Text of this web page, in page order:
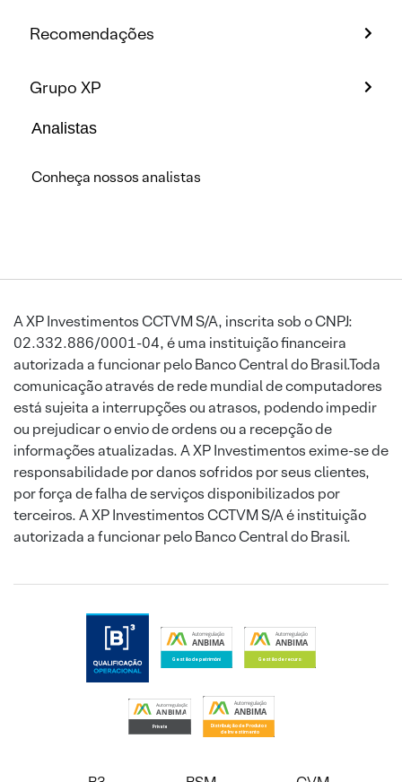
Recomendações
Grupo XP
Analistas
Conheça nossos analistas
A XP Investimentos CCTVM S/A, inscrita sob o CNPJ:
02.332.886/0001-04, é uma instituição financeira
autorizada a funcionar pelo Banco Central do Brasil.Toda
comunicação através de rede mundial de computadores
está sujeita a interrupções ou atrasos, podendo impedir
ou prejudicar o envio de ordens ou a recepção de
informações atualizadas. A XP Investimentos exime-se de
responsabilidade por danos sofridos por seus clientes,
por força de falha de serviços disponibilizados por
terceiros. A XP Investimentos CCTVM S/A é instituição
autorizada a funcionar pelo Banco Central do Brasil.